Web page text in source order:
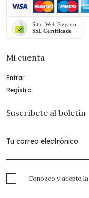
Mi cuenta
Entrar
Registro
Suscríbete al boletín
Conozco y acepto la